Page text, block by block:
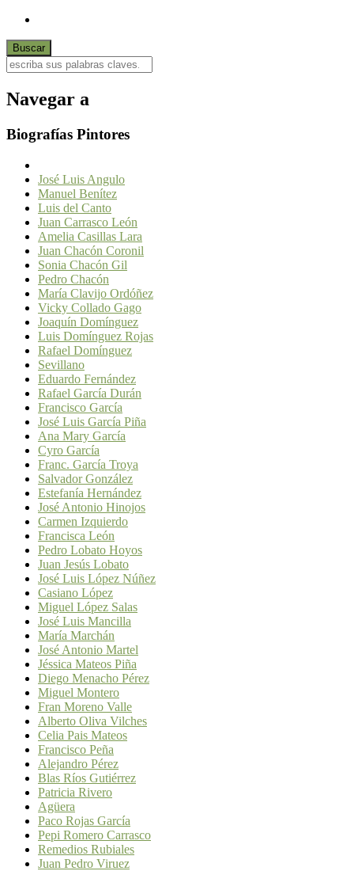
Navegar a
Biografías Pintores
José Luis Angulo
Manuel Benítez
Luis del Canto
Juan Carrasco León
Amelia Casillas Lara
Juan Chacón Coronil
Sonia Chacón Gil
Pedro Chacón
María Clavijo Ordóñez
Vicky Collado Gago
Joaquín Domínguez
Luis Domínguez Rojas
Rafael Domínguez
Sevillano
Eduardo Fernández
Rafael García Durán
Francisco García
José Luis García Piña
Ana Mary García
Cyro García
Franc. García Troya
Salvador González
Estefanía Hernández
José Antonio Hinojos
Carmen Izquierdo
Francisca León
Pedro Lobato Hoyos
Juan Jesús Lobato
José Luis López Núñez
Casiano López
Miguel López Salas
José Luis Mancilla
María Marchán
José Antonio Martel
Jéssica Mateos Piña
Diego Menacho Pérez
Miguel Montero
Fran Moreno Valle
Alberto Oliva Vilches
Celia Pais Mateos
Francisco Peña
Alejandro Pérez
Blas Ríos Gutiérrez
Patricia Rivero
Agüera
Paco Rojas García
Pepi Romero Carrasco
Remedios Rubiales
Juan Pedro Viruez